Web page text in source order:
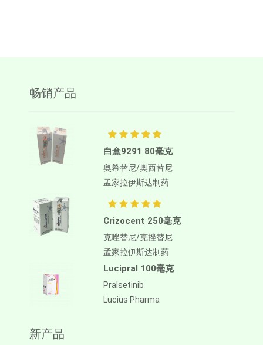
畅销产品
白盒9291 80毫克
奥希替尼/奥西替尼
孟家拉伊斯达制药
Crizocent 250毫克
克唑替尼/克挫替尼
孟家拉伊斯达制药
Lucipral 100毫克
Pralsetinib
Lucius Pharma
新产品